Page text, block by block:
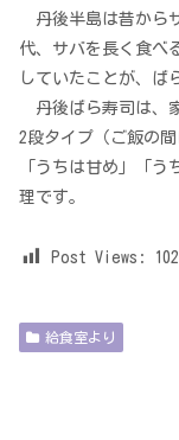
丹後半島は昔から
代、サバを長く食べ
していたことが、ば
丹後ばら寿司は、
2段タイプ（ご飯の
「うちは甘め」「
理です。
Post Views: 102
給食室より